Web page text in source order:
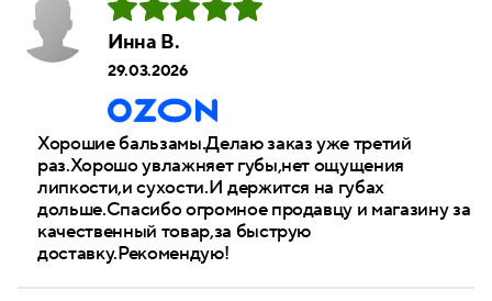
Инна В.
29.03.2026
Хорошие бальзамы.Делаю заказ уже третий
раз.Хорошо увлажняет губы,нет ощущения
липкости,и сухости.И держится на губах
дольше.Спасибо огромное продавцу и магазину за
качественный товар,за быструю
доставку.Рекомендую!